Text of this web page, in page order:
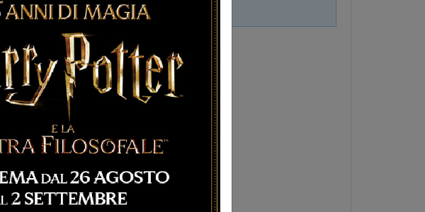
Non ci sono spettacoli legati a questo evento.